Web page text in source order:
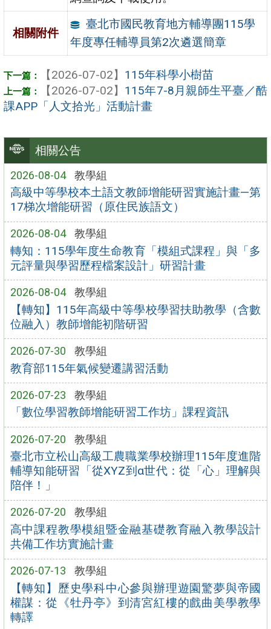
相關公告
2026-08-04 教學組
高級中等學校本土語文教師增能研習實施計畫—第
17梯次增能研習（原住民族語文）
2026-08-04 教學組
轉知：115學年度生命教育「模組式課程」與「多
元評量與學習歷程檔案設計」研習計畫
2026-08-04 教學組
【轉知】115年高級中等學校學習扶助教學（含數
位融入）教師增能初階研習
2026-07-30 教學組
教育部115年氣候變遷講習活動
2026-07-23 教學組
「數位學習教師增能研習工作坊」課程資訊
2026-07-20 教學組
臺北市立松山高級工農職業學校辦理115年度進階
輔導知能研習「從XYZ到α世代：從「心」理解與
陪伴！」
2026-07-20 教學組
高中課程教學模組暨金融基礎教育融入教學設計
共備工作坊實施計畫
2026-07-13 教學組
【轉知】歷史學科中心參與辦理遊園驚夢與帝國
權謀：從《牡丹亭》到清宮紅樓的戲曲美學教學
轉譯
相關附件
臺北市國民教育地方輔導團115學
年度專任輔導員第2次遴選簡章
【2026-07-02】 115年科學小樹苗
【2026-07-02】 115年7-8月親師生平臺／酷
課APP「人文拾光」活動計畫